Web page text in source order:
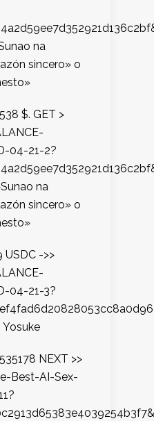
na
sincero» o
$. GET >
04-21-2?
na
sincero» o
USDC ->>
04-21-3?
Yosuke
NEXT >>
Best-AI-Sex-